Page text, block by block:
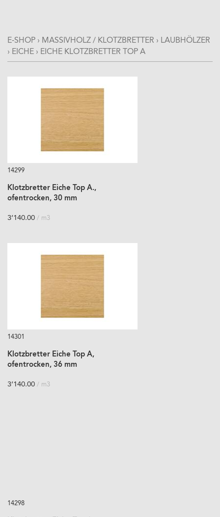
E-SHOP › MASSIVHOLZ / KLOTZBRETTER › LAUBHÖLZER
› EICHE › EICHE KLOTZBRETTER TOP A
14299
Klotzbretter Eiche Top A.,
ofentrocken, 30 mm
3’140.00 / m3
14301
Klotzbretter Eiche Top A,
ofentrocken, 36 mm
3’140.00 / m3
14298